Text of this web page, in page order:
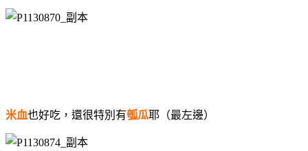
米血也好吃，還很特別有瓠瓜耶（最左邊）